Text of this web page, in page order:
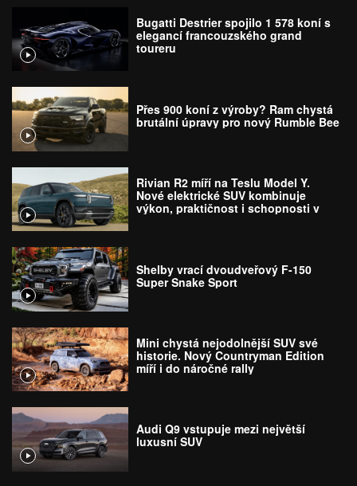
Bugatti Destrier spojilo 1 578 koní s
elegancí francouzského grand
toureru
Přes 900 koní z výroby? Ram chystá
brutální úpravy pro nový Rumble Bee
Rivian R2 míří na Teslu Model Y.
Nové elektrické SUV kombinuje
výkon, praktičnost i schopnosti v
Shelby vrací dvoudveřový F-150
Super Snake Sport
Mini chystá nejodolnější SUV své
historie. Nový Countryman Edition
míří i do náročné rally
Audi Q9 vstupuje mezi největší
luxusní SUV